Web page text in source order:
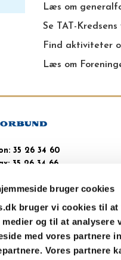
bruger cookies
bruger vi cookies til
medier og til at analysere
med vores partnere
Vores partnere
Læs om
Se TAT-
Find aktiviteter
Læs om
35 26 34 60
35 26 34 66